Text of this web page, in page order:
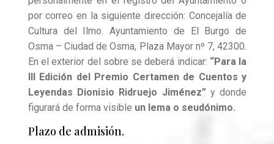
por correo en la siguiente dirección: Concejalía de
Cultura del Ilmo. Ayuntamiento de El Burgo de
Osma – Ciudad de Osma, Plaza Mayor nº 7, 42300.
En el exterior del sobre se deberá indicar: “Para la
III Edición del Premio Certamen de Cuentos y
Leyendas Dionisio Ridruejo Jiménez” y donde
figurará de forma visible un lema o seudónimo.
Plazo de admisión.